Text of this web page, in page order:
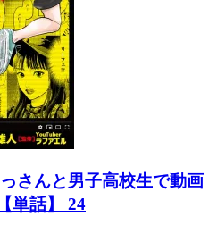
さんと男子高校生で動画
単話】 24